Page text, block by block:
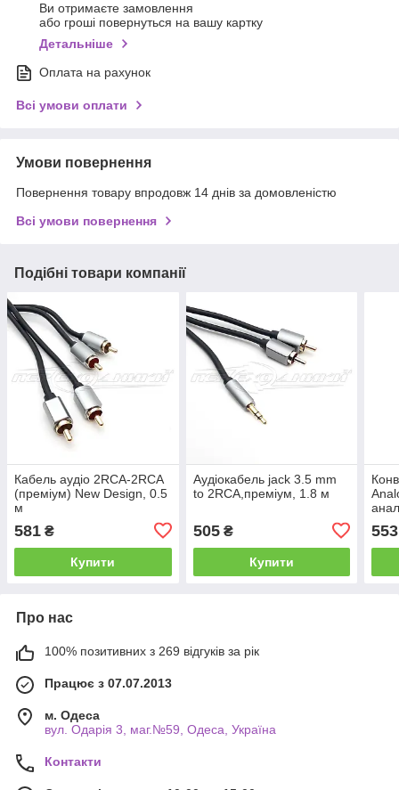
Ви отримаєте замовлення
або гроші повернуться на вашу картку
Детальніше
Оплата на рахунок
Всі умови оплати
Умови повернення
Повернення товару впродовж 14 днів за домовленістю
Всі умови повернення
Подібні товари компанії
Кабель аудіо 2RCA-2RCA
(преміум) New Design, 0.5
м
581 ₴
Купити
Аудіокабель jack 3.5 mm
to 2RCA,преміум, 1.8 м
505₴
Купити
553
Про нас
100% позитивних з 269 відгуків за рік
Працює з 07.07.2013
м. Одеса
вул. Одарiя 3, маг.№59, Одеса, Україна
Контакти